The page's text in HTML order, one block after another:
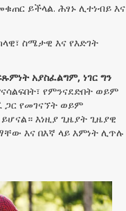
ይችላል. ሕፃኑ ሊተነብይ እና
ስሜታዊ እና የእድገት
አያስፈልግም, ነገር ግን
የምንናደድበት ወይም
ጋር የመገናኘት ወይም
እነዚያ ጊዜያት ጊዜያዊ
እና በእኛ ላይ እምነት ሊጥሉ